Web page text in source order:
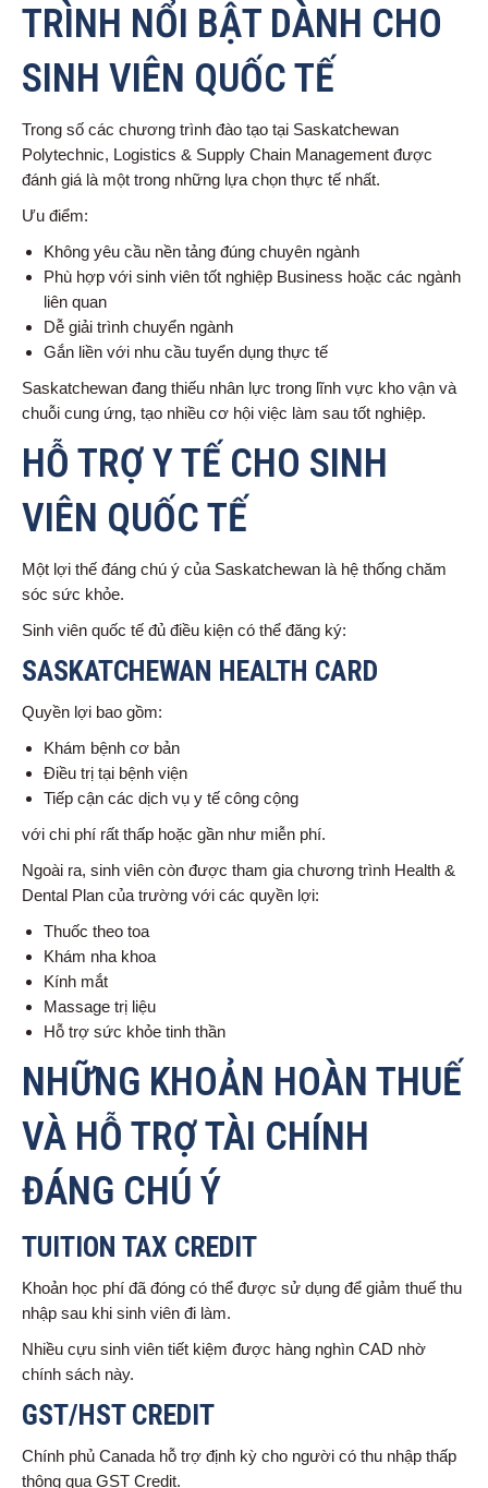
TRÌNH NỔI BẬT DÀNH CHO
SINH VIÊN QUỐC TẾ
Trong số các chương trình đào tạo tại Saskatchewan
Polytechnic, Logistics & Supply Chain Management được
đánh giá là một trong những lựa chọn thực tế nhất.
Ưu điểm:
Không yêu cầu nền tảng đúng chuyên ngành
Phù hợp với sinh viên tốt nghiệp Business hoặc các ngành
liên quan
Dễ giải trình chuyển ngành
Gắn liền với nhu cầu tuyển dụng thực tế
Saskatchewan đang thiếu nhân lực trong lĩnh vực kho vận và
chuỗi cung ứng, tạo nhiều cơ hội việc làm sau tốt nghiệp.
HỖ TRỢ Y TẾ CHO SINH
VIÊN QUỐC TẾ
Một lợi thế đáng chú ý của Saskatchewan là hệ thống chăm
sóc sức khỏe.
Sinh viên quốc tế đủ điều kiện có thể đăng ký:
SASKATCHEWAN HEALTH CARD
Quyền lợi bao gồm:
Khám bệnh cơ bản
Điều trị tại bệnh viện
Tiếp cận các dịch vụ y tế công cộng
với chi phí rất thấp hoặc gần như miễn phí.
Ngoài ra, sinh viên còn được tham gia chương trình Health &
Dental Plan của trường với các quyền lợi:
Thuốc theo toa
Khám nha khoa
Kính mắt
Massage trị liệu
Hỗ trợ sức khỏe tinh thần
NHỮNG KHOẢN HOÀN THUẾ
VÀ HỖ TRỢ TÀI CHÍNH
ĐÁNG CHÚ Ý
TUITION TAX CREDIT
Khoản học phí đã đóng có thể được sử dụng để giảm thuế thu
nhập sau khi sinh viên đi làm.
Nhiều cựu sinh viên tiết kiệm được hàng nghìn CAD nhờ
chính sách này.
GST/HST CREDIT
Chính phủ Canada hỗ trợ định kỳ cho người có thu nhập thấp
thông qua GST Credit.